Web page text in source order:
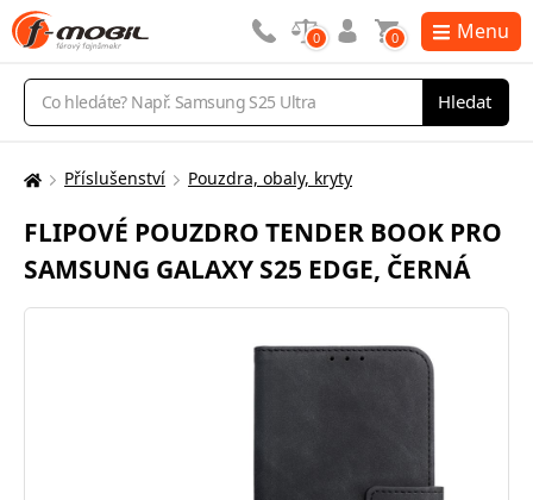
Vyhledávání
Hledat
0 0 Menu
Zde
nacházíte:
Příslušenství Pouzdra, obaly, kryty
FLIPOVÉ POUZDRO TENDER BOOK PRO
SAMSUNG GALAXY S25 EDGE, ČERNÁ